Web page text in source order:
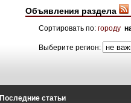
Объявления раздела
Сортировать по: городу
Выберите регион:
Последние статьи